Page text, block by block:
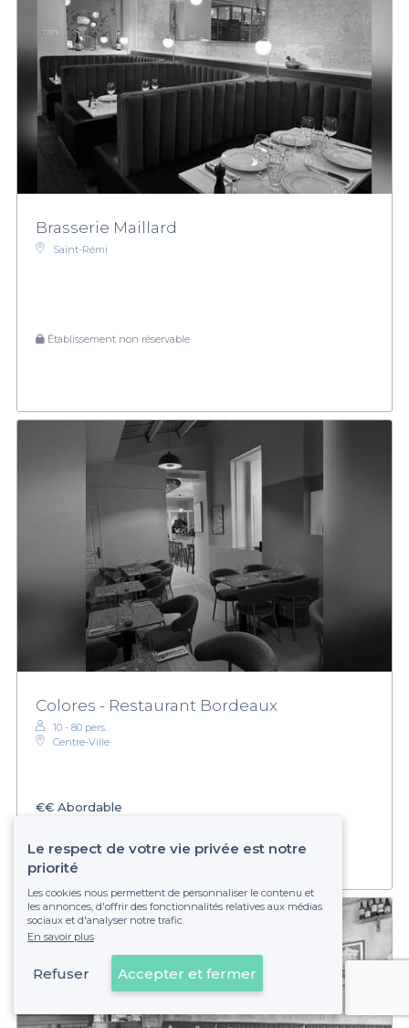
Brasserie Maillard
Saint-Rémi
Établissement non réservable
Colores - Restaurant Bordeaux
10 - 80 pers.
Centre-Ville
€€ Abordable
Voir sur la carte
Le respect de votre vie privée est notre
priorité
Les cookies nous permettent de personnaliser le contenu et
les annonces, d'offrir des fonctionnalités relatives aux médias
sociaux et d'analyser notre trafic.
En savoir plus
Refuser Accepter et fermer